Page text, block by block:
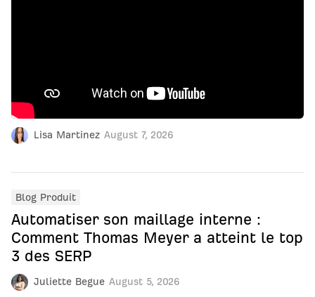
Lisa Martinez August 7, 2026
Juliette Begue August 5, 2026
Blog Produit
Automatiser son maillage interne :
Comment Thomas Meyer a atteint le top
3 des SERP